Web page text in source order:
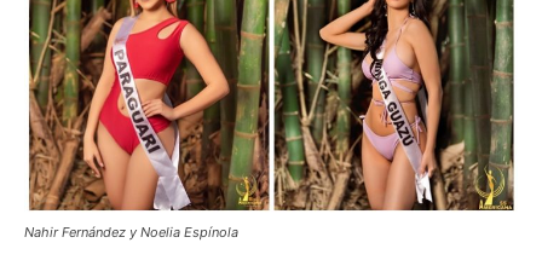
Nahir Fernández y Noelia Espínola